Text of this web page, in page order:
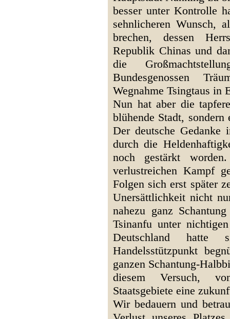
besser unter Kontrolle
sehnlicheren Wunsch,
brechen, dessen
Republik Chinas und
die
Bundesgenossen
Wegnahme Tsingtaus in
Nun hat aber die
blühende Stadt, sondern
Der deutsche
durch die
noch gestärkt
verlustreichen Kampf
Folgen sich erst später
Unersättlichkeit nicht
nahezu ganz
Tsinanfu unter
Deutschland
Handelsstützpunkt
ganzen Schantung-
diesem Versuch,
Staatsgebiete eine
Wir bedauern und